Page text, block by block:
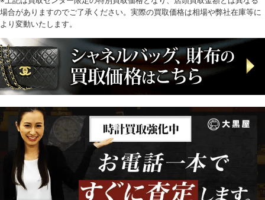
場合がありますのでご了承ください。実際の買取価格は相場や弊社在庫等に
より変動いたします。